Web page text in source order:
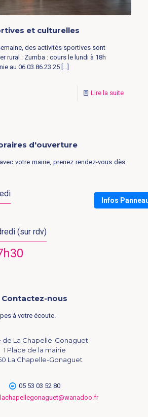
et culturelles
des activités sportives sont
rural : Zumba : cours le lundi à 18h
au 06.03.86.23.25 […]
Lire la suite
d'ouverture
votre mairie, prenez rendez-vous dès
(sur rdv)
Contactez-nous
à votre écoute.
de La Chapelle-Gonaguet
1 Place de la mairie
La Chapelle-Gonaguet
05 53 03 52 80
Infos